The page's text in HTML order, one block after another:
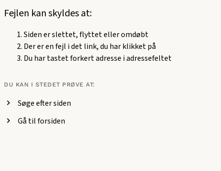
Fejlen kan skyldes at:
Siden er slettet, flyttet eller omdøbt
Der er en fejl i det link, du har klikket på
Du har tastet forkert adresse i adressefeltet
DU KAN I STEDET PRØVE AT:
Søge efter siden
Gå til forsiden